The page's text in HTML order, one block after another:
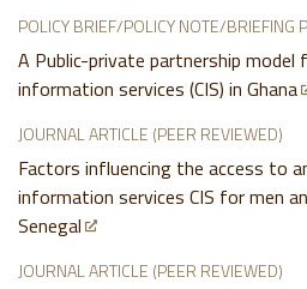
POLICY BRIEF/POLICY NOTE/BRIEFING
A Public-private partnership model
information services (CIS) in Ghana
JOURNAL ARTICLE (PEER REVIEWED)
Factors influencing the access to
information services CIS for men
Senegal
JOURNAL ARTICLE (PEER REVIEWED)